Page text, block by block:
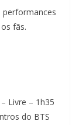
fãs.
– Livre – 1h35
do BTS